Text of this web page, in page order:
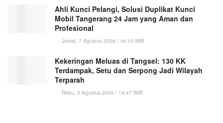
Ahli Kunci Pelangi, Solusi Duplikat Kunci
Mobil Tangerang 24 Jam yang Aman dan
Profesional
Jumat, 7 Agustus 2026 / 16:10 WIB
Kekeringan Meluas di Tangsel: 130 KK
Terdampak, Setu dan Serpong Jadi Wilayah
Terparah
Rabu, 5 Agustus 2026 / 19:47 WIB